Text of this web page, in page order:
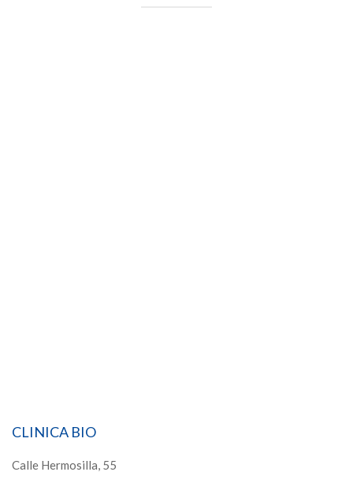
CLINICA BIO
Calle Hermosilla, 55